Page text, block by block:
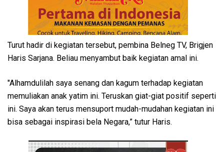
Turut hadir di kegiatan tersebut, pembina Belneg TV, Brigjen
Haris Sarjana. Beliau menyambut baik kegiatan amal ini.
"Alhamdulilah saya senang dan kagum terhadap kegiatan
memuliakan anak yatim ini. Teruskan giat-giat positif seperti
ini. Saya akan terus mensuport mudah-mudahan kegiatan ini
bisa sebagai inspirasi bela Negara,” tutur Haris.